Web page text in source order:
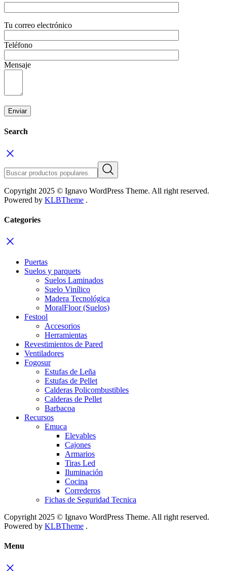
Tu correo electrónico
Teléfono
Mensaje
Search
Copyright 2025 © Ignavo WordPress Theme. All right reserved.
Powered by KLBTheme .
Categories
Puertas
Suelos y parquets
Suelos Laminados
Suelo Vinílico
Madera Tecnológica
MoralFloor (Suelos)
Festool
Accesorios
Herramientas
Revestimientos de Pared
Ventiladores
Fogosur
Estufas de Leña
Estufas de Pellet
Calderas Policombustibles
Calderas de Pellet
Barbacoa
Recursos
Emuca
Elevables
Cajones
Armarios
Tiras Led
Iluminación
Cocina
Correderos
Fichas de Seguridad Tecnica
Copyright 2025 © Ignavo WordPress Theme. All right reserved.
Powered by KLBTheme .
Menu